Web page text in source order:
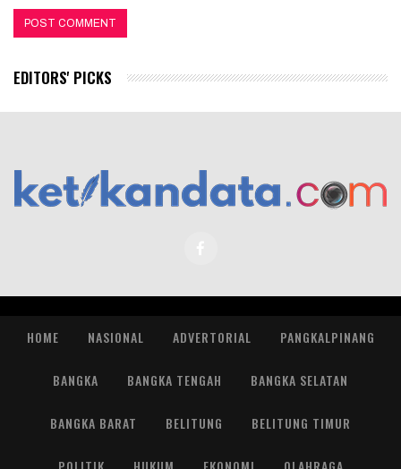
EDITORS' PICKS
HOME NASIONAL ADVERTORIAL PANGKALPINANG
BANGKA BANGKA TENGAH BANGKA SELATAN
BANGKA BARAT BELITUNG BELITUNG TIMUR